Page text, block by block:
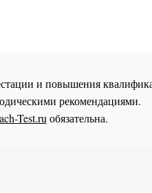
и повышения
рекомендациями.
Test.ru обязательна.